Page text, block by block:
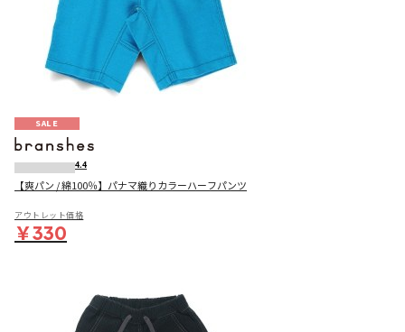
SALE
4.4
【爽パン / 綿100％】パナマ織りカラーハーフパンツ
アウトレット価格
￥330